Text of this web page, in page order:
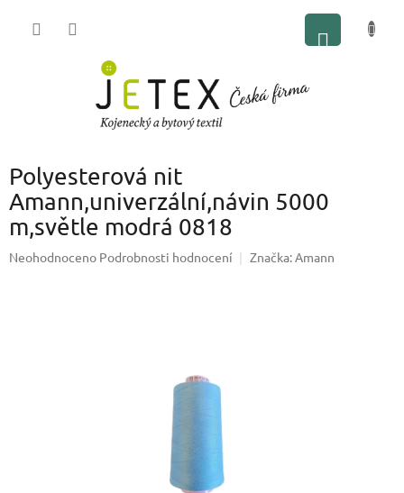
Polyesterová nit
Amann,univerzální,návin 5000
m,světle modrá 0818
Průměrné
Neohodnoceno Podrobnosti hodnocení Značka:Amann